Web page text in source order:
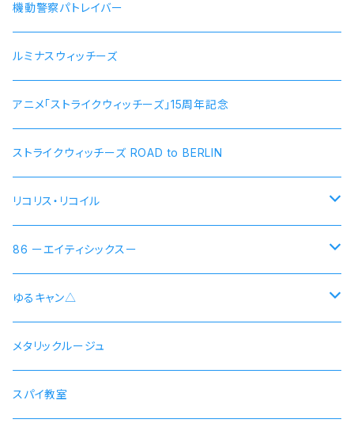
機動警察パトレイバー
ルミナスウィッチーズ
アニメ「ストライクウィッチーズ」15周年記念
ストライクウィッチーズ ROAD to BERLIN
リコリス・リコイル
錦木千束 DA 1st モデル 腕時計 本数限定商品
井ノ上たきな DA 2nd モデル 腕時計 本数限定商品
86 ーエイティシックスー
シン 連邦国ver モデル
シン 共和国ver モデル
ヴラディレーナ・ミリーゼ モデル
ゆるキャン△
野クルver
志摩リン
乗物シリーズ
メタリックルージュ
スパイ教室